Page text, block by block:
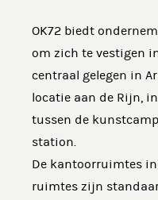
OK72 biedt
om zich te vestigen
centraal gelegen in
locatie aan de Rijn,
tussen de
station.
De kantoorruimtes
ruimtes zijn